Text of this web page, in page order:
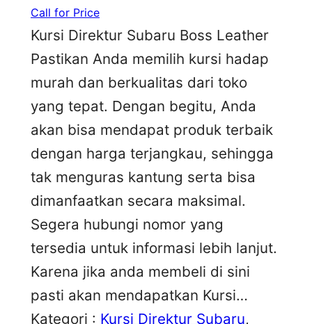
Call for Price
Kursi Direktur Subaru Boss Leather
Pastikan Anda memilih kursi hadap
murah dan berkualitas dari toko
yang tepat. Dengan begitu, Anda
akan bisa mendapat produk terbaik
dengan harga terjangkau, sehingga
tak menguras kantung serta bisa
dimanfaatkan secara maksimal.
Segera hubungi nomor yang
tersedia untuk informasi lebih lanjut.
Karena jika anda membeli di sini
pasti akan mendapatkan Kursi…
Kategori : Kursi Direktur Subaru